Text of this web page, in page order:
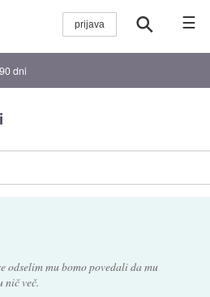
☰
dni
odselim mu bomo povedali da mu
nič več.